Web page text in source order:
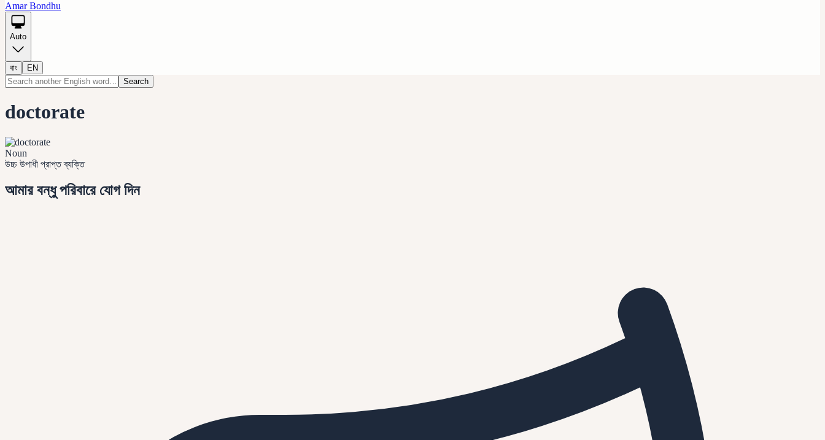
Amar Bondhu
Auto
বাং
EN
Search
doctorate
Noun
উচ্চ উপাধী প্রাপ্ত ব্যক্তি
আমার বন্ধু পরিবারে যোগ দিন